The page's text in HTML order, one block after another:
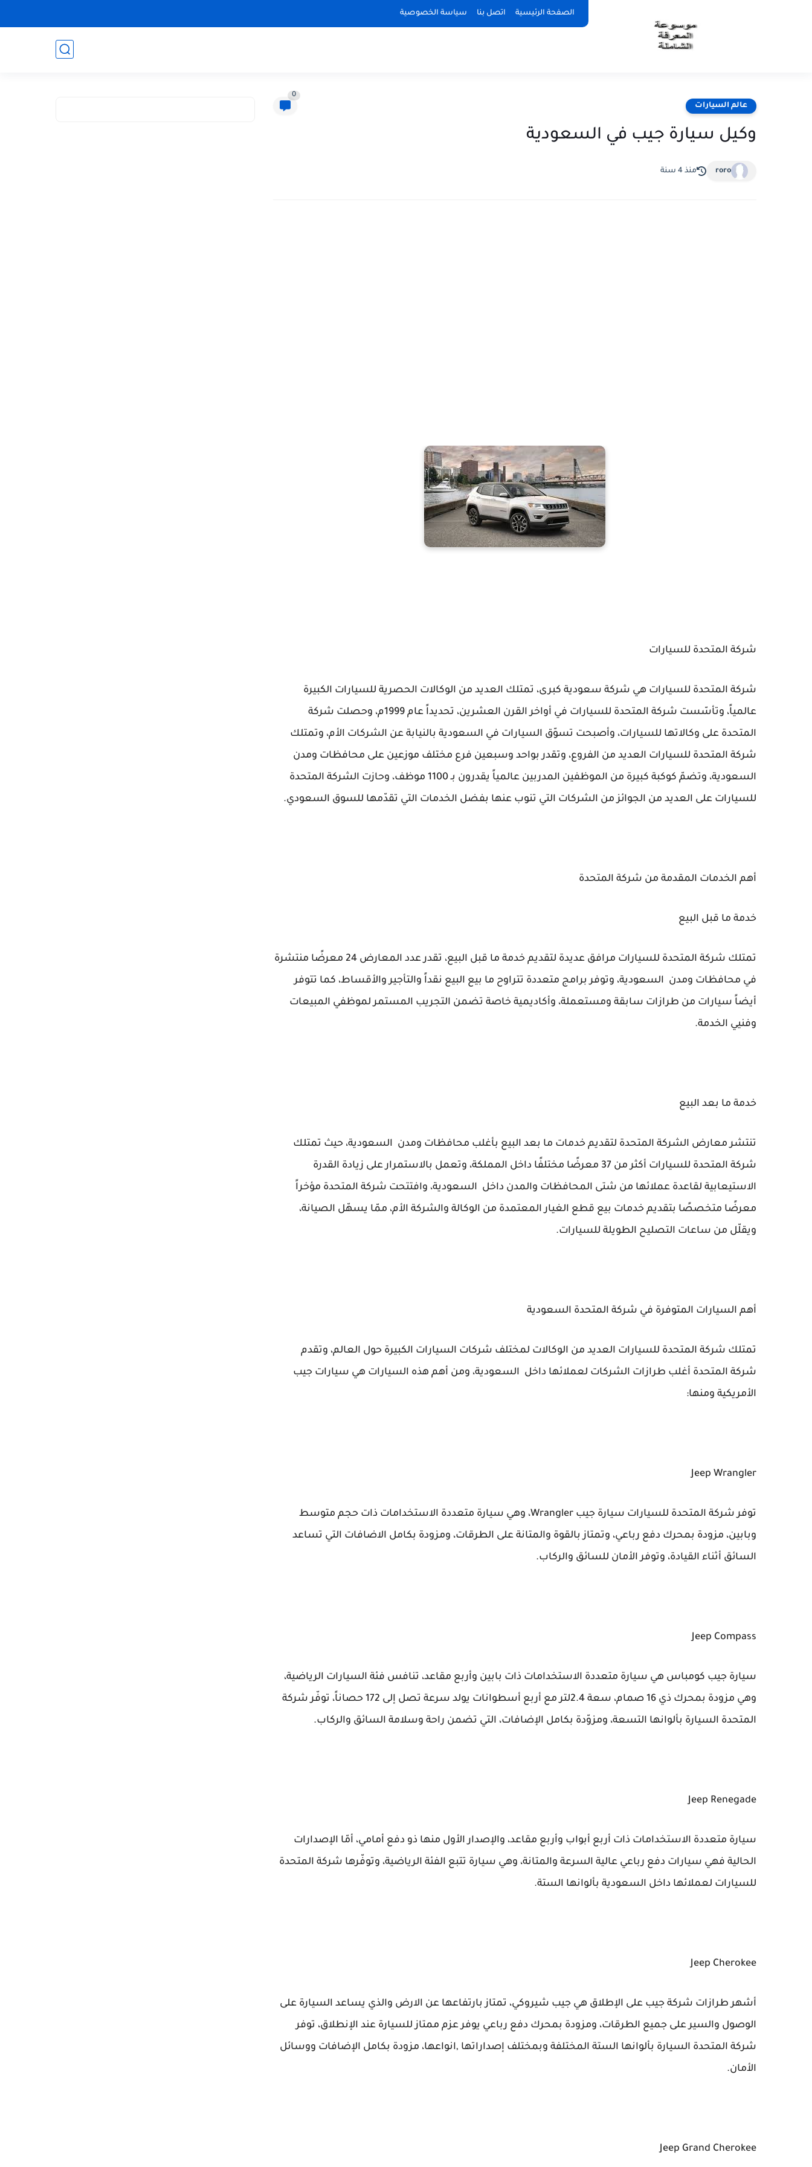
الصفحة الرئيسية اتصل بنا سياسة الخصوصية
عالم السيارات
0
وكيل سيارة جيب في السعودية
roro منذ 4 سنة
شركة المتحدة للسيارات
شركة المتحدة للسيارات هي شركة سعودية كبرى، تمتلك العديد من الوكالات الحصرية للسيارات الكبيرة
عالمياً، وتأسّست شركة المتحدة للسيارات في أواخر القرن العشرين، تحديداً عام 1999م، وحصلت شركة
المتحدة على وكالاتها للسيارات، وأصبحت تسوّق السيارات في السعودية بالنيابة عن الشركات الأم، وتمتلك
شركة المتحدة للسيارات العديد من الفروع، وتقدر بواحد وسبعين فرع مختلف موزعين على محافظات ومدن
السعودية، وتضمّ كوكبة كبيرة من الموظفين المدربين عالمياً يقدرون بـ 1100 موظف، وحازت الشركة المتحدة
للسيارات على العديد من الجوائز من الشركات التي تنوب عنها بفضل الخدمات التي تقدّمها للسوق السعودي.
أهم الخدمات المقدمة من شركة المتحدة
خدمة ما قبل البيع
تمتلك شركة المتحدة للسيارات مرافق عديدة لتقديم خدمة ما قبل البيع، تقدر عدد المعارض 24 معرضًا منتشرة
في محافظات ومدن السعودية، وتوفر برامج متعددة تتراوح ما بيع البيع نقداً والتأجير والأقساط، كما تتوفر
أيضاً سيارات من طرازات سابقة ومستعملة، وأكاديمية خاصة تضمن التجريب المستمر لموظفي المبيعات
وفنيي الخدمة.
خدمة ما بعد البيع
تنتشر معارض الشركة المتحدة لتقديم خدمات ما بعد البيع بأغلب محافظات ومدن السعودية، حيث تمتلك
شركة المتحدة للسيارات أكثر من 37 معرضًا مختلفًا داخل المملكة، وتعمل بالاستمرار على زيادة القدرة
الاستيعابية لقاعدة عملائها من شتى المحافظات والمدن داخل السعودية، وافتتحت شركة المتحدة مؤخراً
معرضًا متخصصًا بتقديم خدمات بيع قطع الغيار المعتمدة من الوكالة والشركة الأم، ممّا يسهّل الصيانة،
ويقلّل من ساعات التصليح الطويلة للسيارات.
أهم السيارات المتوفرة في شركة المتحدة السعودية
تمتلك شركة المتحدة للسيارات العديد من الوكالات لمختلف شركات السيارات الكبيرة حول العالم، وتقدم
شركة المتحدة أغلب طرازات الشركات لعملائها داخل السعودية، ومن أهم هذه السيارات هي سيارات جيب
الأمريكية ومنها:
Jeep Wrangler
توفر شركة المتحدة للسيارات سيارة جيب Wrangler، وهي سيارة متعددة الاستخدامات ذات حجم متوسط
وبابين، مزودة بمحرك دفع رباعي، وتمتاز بالقوة والمتانة على الطرقات، ومزودة بكامل الاضافات التي تساعد
السائق أثناء القيادة، وتوفر الأمان للسائق والركاب.
Jeep Compass
سيارة جيب كومباس هي سيارة متعددة الاستخدامات ذات بابين وأربع مقاعد، تنافس فئة السيارات الرياضية،
وهي مزودة بمحرك ذي 16 صمام، سعة 2.4لتر مع أربع أسطوانات يولد سرعة تصل إلى 172 حصاناً، توفّر شركة
المتحدة السيارة بألوانها التسعة، ومزوّدة بكامل الإضافات، التي تضمن راحة وسلامة السائق والركاب.
Jeep Renegade
سيارة متعددة الاستخدامات ذات أربع أبواب وأربع مقاعد، والإصدار الأول منها ذو دفع أمامي، أمّا الإصدارات
الحالية فهي سيارات دفع رباعي عالية السرعة والمتانة، وهي سيارة تتبع الفئة الرياضية، وتوفّرها شركة المتحدة
للسيارات لعملائها داخل السعودية بألوانها الستة.
Jeep Cherokee
أشهر طرازات شركة جيب على الإطلاق هي جيب شيروكي، تمتاز بارتفاعها عن الارض والذي يساعد السيارة على
الوصول والسير على جميع الطرقات، ومزودة بمحرك دفع رباعي يوفر عزم ممتاز للسيارة عند الإنطلاق، توفر
شركة المتحدة السيارة بألوانها الستة المختلفة وبمختلف إصداراتها ,انواعها، مزودة بكامل الإضافات ووسائل
الأمان.
Jeep Grand Cherokee